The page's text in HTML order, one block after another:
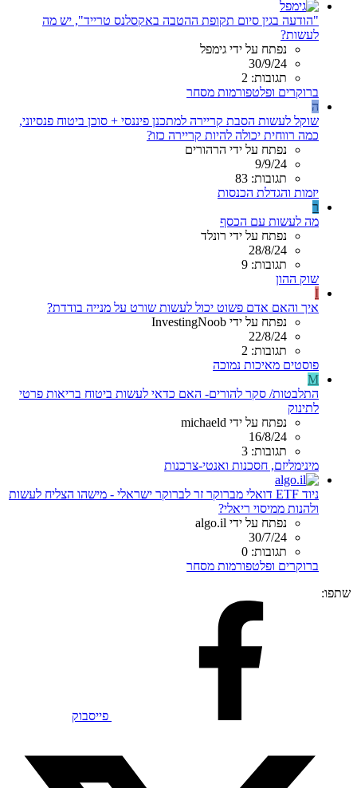
"הודעה בגין סיום תקופת ההטבה באקסלנס טרייד", יש מה
לעשות?
נפתח על ידי גימפל
30/9/24
תגובות: 2
ברוקרים ופלטפורמות מסחר
ה
שוקל לעשות הסבת קריירה למתכנן פיננסי + סוכן ביטוח פנסיוני,
כמה רווחית יכולה להיות קריירה כזו?
נפתח על ידי הרהורים
9/9/24
תגובות: 83
יזמות והגדלת הכנסות
ר
מה לעשות עם הכסף
נפתח על ידי רונלד
28/8/24
תגובות: 9
שוק ההון
I
איך והאם אדם פשוט יכול לעשות שורט על מנייה בודדת?
נפתח על ידי InvestingNoob
22/8/24
תגובות: 2
פוסטים מאיכות נמוכה
M
התלבטות/ סקר להורים- האם כדאי לעשות ביטוח בריאות פרטי
לתינוק
נפתח על ידי michaeld
16/8/24
תגובות: 3
מינימליזם, חסכנות ואנטי-צרכנות
ניוד ETF דואלי מברוקר זר לברוקר ישראלי - מישהו הצליח לעשות
ולהנות ממיסוי ריאלי?
נפתח על ידי algo.il
30/7/24
תגובות: 0
ברוקרים ופלטפורמות מסחר
שתפו:
פייסבוק